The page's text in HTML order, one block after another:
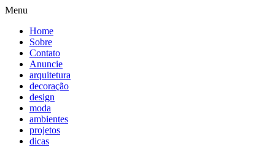
Menu
Home
Sobre
Contato
Anuncie
arquitetura
decoração
design
moda
ambientes
projetos
dicas